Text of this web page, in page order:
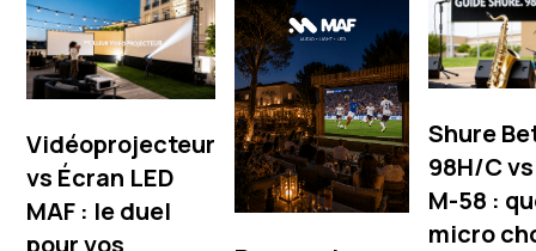
Vidéoprojecteur
vs Écran LED
MAF : le duel
pour vos
Shure
98H/C
M-58 :
micro